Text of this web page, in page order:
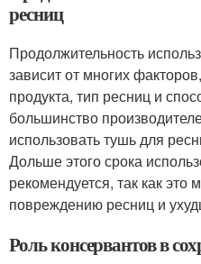
ресниц
Продолжительность
зависит от многих
продукта, тип ресниц и
большинство
использовать тушь для
Дольше этого срока
рекомендуется, так как это
повреждению ресниц и
Роль консервантов в